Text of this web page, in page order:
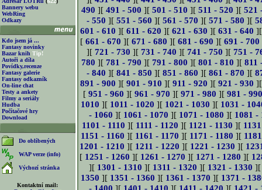
Bannery webu
WebRing
Odkazy
Kdo jsem já ...
Fantasy novinky
Bazar knih Tip!
Autoři a díla
Povídky,recenze
Fantasy galerie
Fantasy odkazník
On-line chat
Testy a ankety
Filmy a seriály
Hudba
Počítačové hry
Download
Do oblíbených
WAP verze (info)
Výchozí stránka
Kontaktní mail:
490 ][ 491 - 500 ][ 501 - 510 ][ 511 - 520 ][ 521
- 550 ][ 551 - 560 ][ 561 - 570 ][ 571 - 580 ][
601 - 610 ][ 611 - 620 ][ 621 - 630 ][ 631 - 640
[ 661 - 670 ][ 671 - 680 ][ 681 - 690 ][ 691 - 700
][ 721 - 730 ][ 731 - 740 ][ 741 - 750 ][ 751 -
780 ][ 781 - 790 ][ 791 - 800 ][ 801 - 810 ][ 811
- 840 ][ 841 - 850 ][ 851 - 860 ][ 861 - 870 ][
891 - 900 ][ 901 - 910 ][ 911 - 920 ][ 921 - 930
[951 - 960 ][961 - 970 ][971 - 980 ][981 -
1010 ][ 1011 - 1020 ][ 1021 - 1030 ][ 1031 -
- 1060 ][ 1061 - 1070 ][ 1071 - 1080 ][ 1081 -
1101 - 1110 ][ 1111 - 1120 ][ 1121 - 1130 ][
1151 - 1160 ][ 1161 - 1170 ][ 1171 - 1180 ][
1201 - 1210 ][ 1211 - 1220 ][ 1221 - 1230 ][
[ 1251 - 1260 ][ 1261 - 1270 ][ 1271 - 1280 ][
][ 1301 - 1310 ][ 1311 - 1320 ][ 1321 - 1330
1350 ][ 1351 - 1360 ][ 1361 - 1370 ][ 1371 -
- 1400 ][ 1401 - 1410 ][ 1411 - 1420 ][ 1421 -